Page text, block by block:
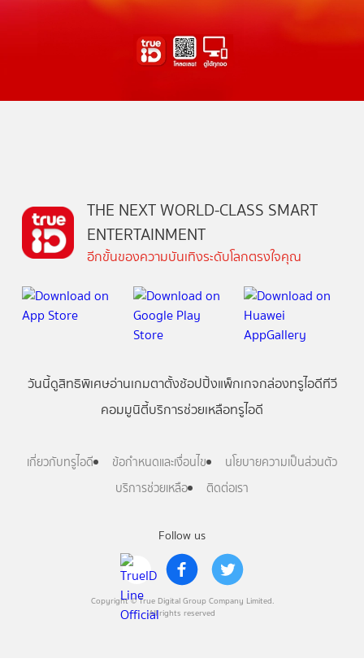
Follow us
Copyright © True Digital Group Company Limited.
All rights reserved
THE NEXT WORLD-CLASS SMART
ENTERTAINMENT
อีกขั้นของความบันเทิงระดับโลกตรงใจคุณ
วันนี้ดูสิทธิพิเศษอ่านเกมตาตั้งช้อปปิ้งแพ็กเกจกล่องทรูไอดีทีวี
คอมมูนิตี้บริการช่วยเหลือทรูไอดี
เกี่ยวกับทรูไอดี ข้อกำหนดและเงื่อนไข
นโยบายความเป็นส่วนตัว
บริการช่วยเหลือ
ติดต่อเรา